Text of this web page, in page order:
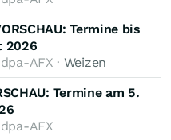
Termine bis
2026
dpa-AFX · Weizen
Termine am 5.
dpa-AFX